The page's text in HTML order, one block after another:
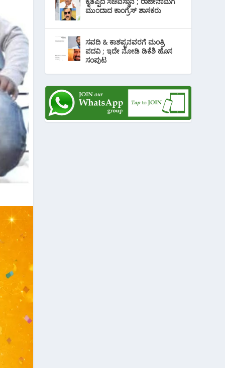
ಮುಂದಾದ ಕಾಂಗ್ರೆಸ್ ‌ಶಾಸಕರು
ಸವದಿ & ಕಾಶಪ್ಪನವರಗೆ ಮಂತ್ರಿ
ಪದವಿ ; ಇದೇ ನೋಡಿ‌ ಡಿಕೆಶಿ ಹೊಸ
ಸಂಪುಟ